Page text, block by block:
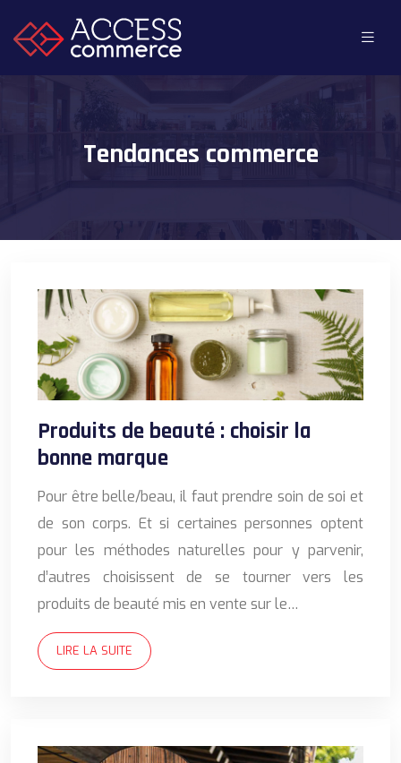
Tendances commerce
Produits de beauté : choisir la
bonne marque
Pour être belle/beau, il faut prendre soin de soi et
de son corps. Et si certaines personnes optent
pour les méthodes naturelles pour y parvenir,
d’autres choisissent de se tourner vers les
produits de beauté mis en vente sur le…
LIRE LA SUITE